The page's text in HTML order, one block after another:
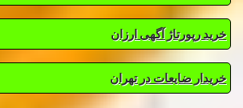
خرید رپورتاژ آگهی ارزان
خریدار ضایعات در تهران